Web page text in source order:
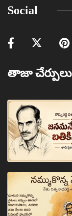
Social
తాజా చేర్పులు